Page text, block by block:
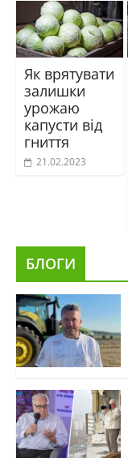
Як врятувати
залишки
урожаю
капусти від
гниття
21.02.2023
БЛОГИ